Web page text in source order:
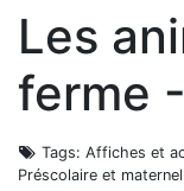
Les
ferme
Tags: Affiches et
Préscolaire et